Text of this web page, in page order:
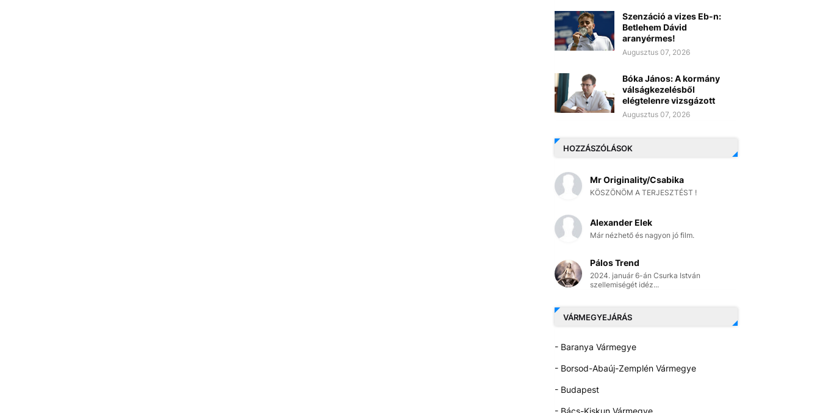
Szenzáció a vizes Eb-n:
Betlehem Dávid
aranyérmes!
Augusztus 07, 2026
Bóka János: A kormány
válságkezelésből
elégtelenre vizsgázott
Augusztus 07, 2026
HOZZÁSZÓLÁSOK
Mr Originality/Csabika
KÖSZÖNÖM A TERJESZTÉST !
Alexander Elek
Már nézhető és nagyon jó film.
Pálos Trend
2024. január 6-án Csurka István
szellemiségét idéz...
VÁRMEGYEJÁRÁS
- Baranya Vármegye
- Borsod-Abaúj-Zemplén Vármegye
- Budapest
- Bács-Kiskun Vármegye